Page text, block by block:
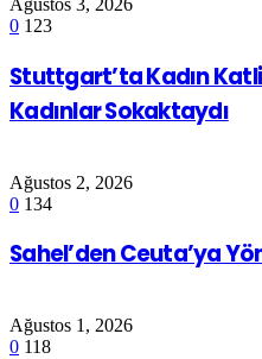
Ağustos 3, 2026
0 123
Stuttgart’ta Kadın
Kadınlar Sokaktaydı
Ağustos 2, 2026
0 134
Sahel’den Ceuta’ya
Ağustos 1, 2026
0 118